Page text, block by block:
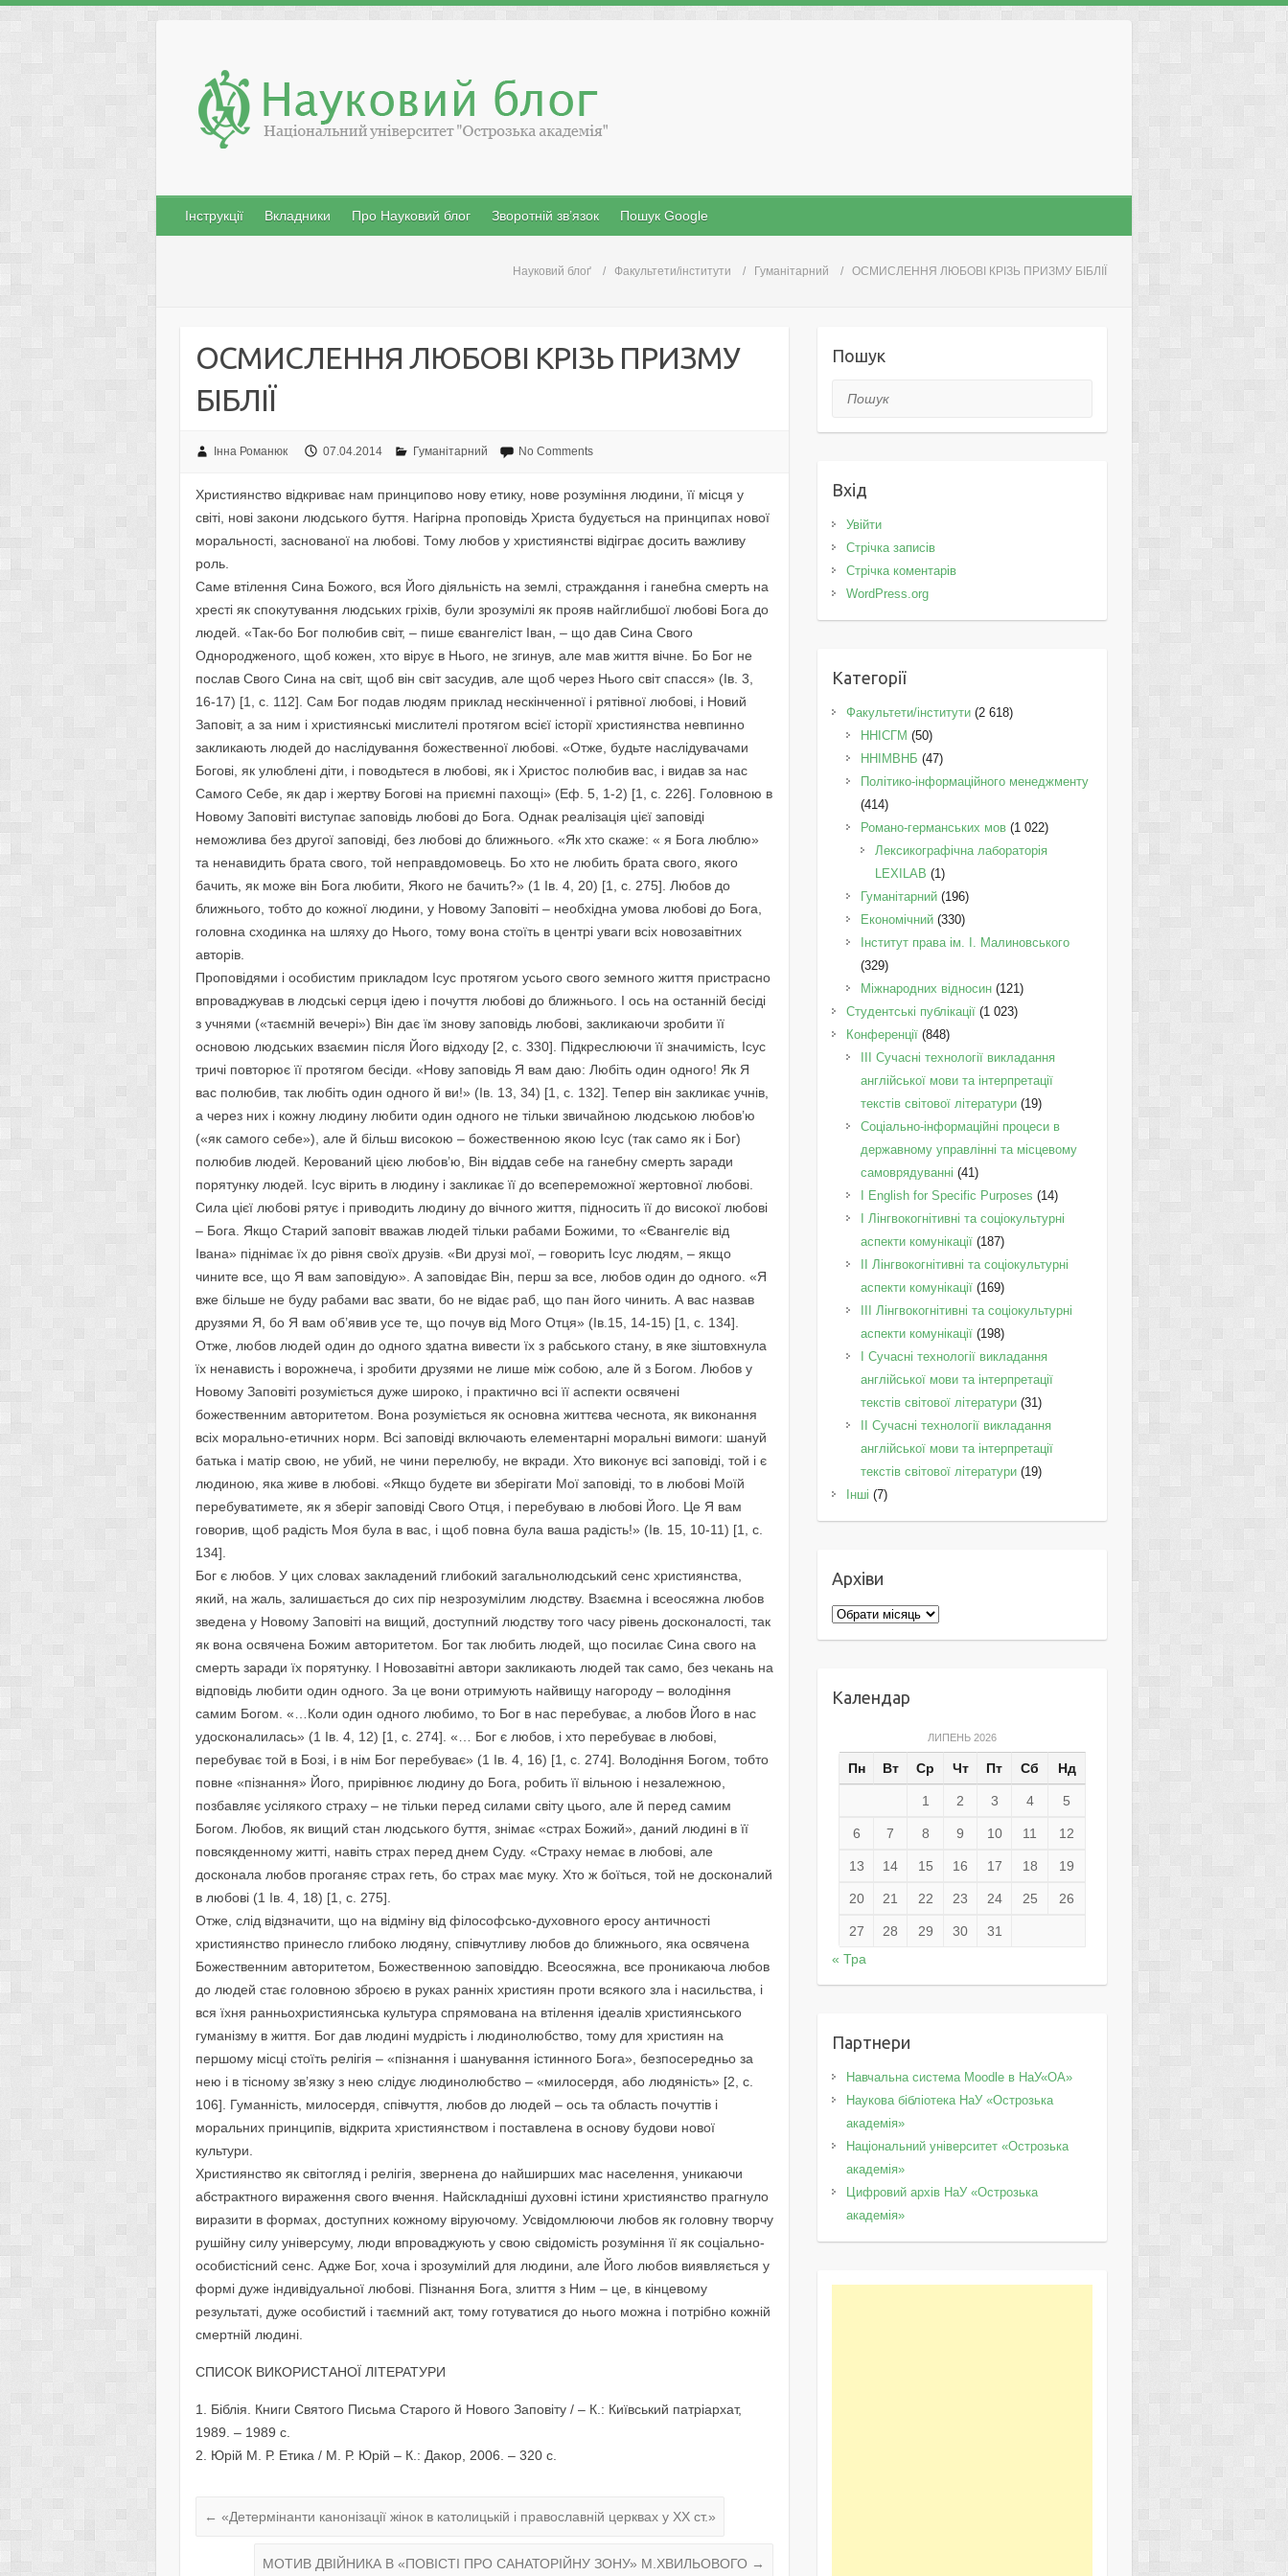
content
Інструкції Вкладники Про Науковий блог Зворотній зв’язок Пошук Google
Науковий блоґ Факультети/інститути Гуманітарний ОСМИСЛЕННЯ ЛЮБОВІ КРІЗЬ ПРИЗМУ БІБЛІЇ
ОСМИСЛЕННЯ ЛЮБОВІ КРІЗЬ ПРИЗМУ
БІБЛІЇ
Інна Романюк 07.04.2014 Гуманітарний No Comments
Християнство відкриває нам принципово нову етику, нове розуміння людини, її місця у
світі, нові закони людського буття. Нагірна проповідь Христа будується на принципах нової
моральності, заснованої на любові. Тому любов у християнстві відіграє досить важливу
роль.
Саме втілення Сина Божого, вся Його діяльність на землі, страждання і ганебна смерть на
хресті як спокутування людських гріхів, були зрозумілі як прояв найглибшої любові Бога до
людей. «Так-бо Бог полюбив світ, – пише євангеліст Іван, – що дав Сина Свого
Однородженого, щоб кожен, хто вірує в Нього, не згинув, але мав життя вічне. Бо Бог не
послав Свого Сина на світ, щоб він світ засудив, але щоб через Нього світ спасся» (Ів. 3,
16-17) [1, с. 112]. Сам Бог подав людям приклад нескінченної і рятівної любові, і Новий
Заповіт, а за ним і християнські мислителі протягом всієї історії християнства невпинно
закликають людей до наслідування божественної любові. «Отже, будьте наслідувачами
Богові, як улюблені діти, і поводьтеся в любові, як і Христос полюбив вас, і видав за нас
Самого Себе, як дар і жертву Богові на приємні пахощі» (Еф. 5, 1-2) [1, с. 226]. Головною в
Новому Заповіті виступає заповідь любові до Бога. Однак реалізація цієї заповіді
неможлива без другої заповіді, без любові до ближнього. «Як хто скаже: « я Бога люблю»
та ненавидить брата свого, той неправдомовець. Бо хто не любить брата свого, якого
бачить, як може він Бога любити, Якого не бачить?» (1 Ів. 4, 20) [1, с. 275]. Любов до
ближнього, тобто до кожної людини, у Новому Заповіті – необхідна умова любові до Бога,
головна сходинка на шляху до Нього, тому вона стоїть в центрі уваги всіх новозавітних
авторів.
Проповідями і особистим прикладом Ісус протягом усього свого земного життя пристрасно
впроваджував в людські серця ідею і почуття любові до ближнього. І ось на останній бесіді
з учнями («таємній вечері») Він дає їм знову заповідь любові, закликаючи зробити її
основою людських взаємин після Його відходу [2, с. 330]. Підкреслюючи її значимість, Ісус
тричі повторює її протягом бесіди. «Нову заповідь Я вам даю: Любіть один одного! Як Я
вас полюбив, так любіть один одного й ви!» (Ів. 13, 34) [1, с. 132]. Тепер він закликає учнів,
а через них і кожну людину любити один одного не тільки звичайною людською любов’ю
(«як самого себе»), але й більш високою – божественною якою Ісус (так само як і Бог)
полюбив людей. Керований цією любов’ю, Він віддав себе на ганебну смерть заради
порятунку людей. Ісус вірить в людину і закликає її до всепереможної жертовної любові.
Сила цієї любові рятує і приводить людину до вічного життя, підносить її до високої любові
– Бога. Якщо Старий заповіт вважав людей тільки рабами Божими, то «Євангеліє від
Івана» піднімає їх до рівня своїх друзів. «Ви друзі мої, – говорить Ісус людям, – якщо
чините все, що Я вам заповідую». А заповідає Він, перш за все, любов один до одного. «Я
вже більше не буду рабами вас звати, бо не відає раб, що пан його чинить. А вас назвав
друзями Я, бо Я вам об’явив усе те, що почув від Мого Отця» (Ів.15, 14-15) [1, с. 134].
Отже, любов людей один до одного здатна вивести їх з рабського стану, в яке зіштовхнула
їх ненависть і ворожнеча, і зробити друзями не лише між собою, але й з Богом. Любов у
Новому Заповіті розуміється дуже широко, і практично всі її аспекти освячені
божественним авторитетом. Вона розуміється як основна життєва чеснота, як виконання
всіх морально-етичних норм. Всі заповіді включають елементарні моральні вимоги: шануй
батька і матір свою, не убий, не чини перелюбу, не вкради. Хто виконує всі заповіді, той і є
людиною, яка живе в любові. «Якщо будете ви зберігати Мої заповіді, то в любові Моїй
перебуватимете, як я зберіг заповіді Свого Отця, і перебуваю в любові Його. Це Я вам
говорив, щоб радість Моя була в вас, і щоб повна була ваша радість!» (Ів. 15, 10-11) [1, с.
134].
Бог є любов. У цих словах закладений глибокий загальнолюдський сенс християнства,
який, на жаль, залишається до сих пір незрозумілим людству. Взаємна і всеосяжна любов
зведена у Новому Заповіті на вищий, доступний людству того часу рівень досконалості, так
як вона освячена Божим авторитетом. Бог так любить людей, що посилає Сина свого на
смерть заради їх порятунку. І Новозавітні автори закликають людей так само, без чекань на
відповідь любити один одного. За це вони отримують найвищу нагороду – володіння
самим Богом. «…Коли один одного любимо, то Бог в нас перебуває, а любов Його в нас
удосконалилась» (1 Ів. 4, 12) [1, с. 274]. «… Бог є любов, і хто перебуває в любові,
перебуває той в Бозі, і в нім Бог перебуває» (1 Ів. 4, 16) [1, с. 274]. Володіння Богом, тобто
повне «пізнання» Його, прирівнює людину до Бога, робить її вільною і незалежною,
позбавляє усілякого страху – не тільки перед силами світу цього, але й перед самим
Богом. Любов, як вищий стан людського буття, знімає «страх Божий», даний людині в її
повсякденному житті, навіть страх перед днем Суду. «Страху немає в любові, але
досконала любов проганяє страх геть, бо страх має муку. Хто ж боїться, той не досконалий
в любові (1 Ів. 4, 18) [1, с. 275].
Отже, слід відзначити, що на відміну від філософсько-духовного еросу античності
християнство принесло глибоко людяну, співчутливу любов до ближнього, яка освячена
Божественним авторитетом, Божественною заповіддю. Всеосяжна, все проникаюча любов
до людей стає головною зброєю в руках ранніх християн проти всякого зла і насильства, і
вся їхня ранньохристиянська культура спрямована на втілення ідеалів християнського
гуманізму в життя. Бог дав людині мудрість і людинолюбство, тому для християн на
першому місці стоїть релігія – «пізнання і шанування істинного Бога», безпосередньо за
нею і в тісному зв’язку з нею слідує людинолюбство – «милосердя, або людяність» [2, с.
106]. Гуманність, милосердя, співчуття, любов до людей – ось та область почуттів і
моральних принципів, відкрита християнством і поставлена в основу будови нової
культури.
Християнство як світогляд і релігія, звернена до найширших мас населення, уникаючи
абстрактного вираження свого вчення. Найскладніші духовні істини християнство прагнуло
виразити в формах, доступних кожному віруючому. Усвідомлюючи любов як головну творчу
рушійну силу універсуму, люди впроваджують у свою свідомість розуміння її як соціально-
особистісний сенс. Адже Бог, хоча і зрозумілий для людини, але Його любов виявляється у
формі дуже індивідуальної любові. Пізнання Бога, злиття з Ним – це, в кінцевому
результаті, дуже особистий і таємний акт, тому готуватися до нього можна і потрібно кожній
смертній людині.
СПИСОК ВИКОРИСТАНОЇ ЛІТЕРАТУРИ
1. Біблія. Книги Святого Письма Старого й Нового Заповіту / – К.: Київський патріархат,
1989. – 1989 с.
2. Юрій М. Р. Етика / М. Р. Юрій – К.: Дакор, 2006. – 320 с.
← «Детермінанти канонізації жінок в католицькій і православній церквах у XX ст.»
МОТИВ ДВІЙНИКА В «ПОВІСТІ ПРО САНАТОРІЙНУ ЗОНУ» М.ХВИЛЬОВОГО →
Пошук
Пошук
Вхід
Увійти
Стрічка записів
Стрічка коментарів
WordPress.org
Категорії
Факультети/інститути(2 618)
ННІСГМ (50)
ННІМВНБ (47)
Політико-інформаційного менеджменту
(414)
Романо-германських мов(1 022)
Лексикографічна лабораторія
LEXILAB (1)
Гуманітарний(196)
Економічний(330)
Інститут права ім. І. Малиновського
(329)
Міжнародних відносин(121)
Студентські публікації(1 023)
Конференції(848)
III Сучасні технології викладання
англійської мови та інтерпретації
текстів світової літератури(19)
Соціально-інформаційні процеси в
державному управлінні та місцевому
самоврядуванні (41)
І English for Specific Purposes (14)
I Лінгвокогнітивні та соціокультурні
аспекти комунікації(187)
IІ Лінгвокогнітивні та соціокультурні
аспекти комунікації(169)
IІI Лінгвокогнітивні та соціокультурні
аспекти комунікації(198)
I Cучасні технології викладання
англійської мови та інтерпретації
текстів світової літератури(31)
II Cучасні технології викладання
англійської мови та інтерпретації
текстів світової літератури(19)
Інші (7)
Архіви
Архіви
Календар
ЛИПЕНЬ 2026
Пн Вт Ср Чт Пт Сб Нд
1 2 3 4 5
6 7 8 9 10 11 12
13 14 15 16 17 18 19
20 21 22 23 24 25 26
27 28 29 30
31
« Тра
Партнери
Навчальна система Moodle в НаУ«ОА»
Наукова бібліотека НаУ «Острозька
академія»
Національний університет «Острозька
академія»
Цифровий архів НаУ «Острозька
академія»